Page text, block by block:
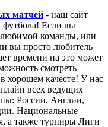
матчей - наш сайт
футбола! Если вы
команды, или
вы просто любитель
времени на это может
смотреть
хорошем качесте! У нас
всех ведущих
России, Англии,
Национальные
а также турниры Лиги